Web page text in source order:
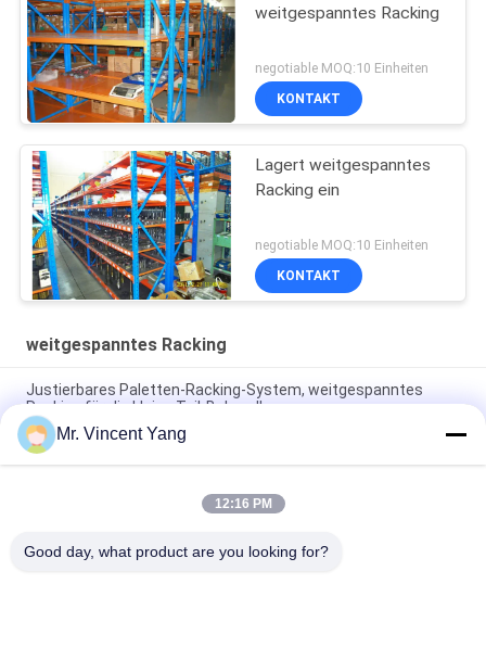
weitgespanntes Racking
negotiable MOQ:10 Einheiten
KONTAKT
Lagert weitgespanntes
Racking ein
negotiable MOQ:10 Einheiten
KONTAKT
weitgespanntes Racking
Justierbares Paletten-Racking-System, weitgespanntes
Racking für die kleine Teil-Behandlung
Industrielles weitgespanntes Racking für sperrige Einzelteile,
Hochleistungsmetallfach
200kg lagert weitgespanntes Racking für kleines/mittleres
Mr. Vincent Yang
12:16 PM
Good day, what product are you looking for?